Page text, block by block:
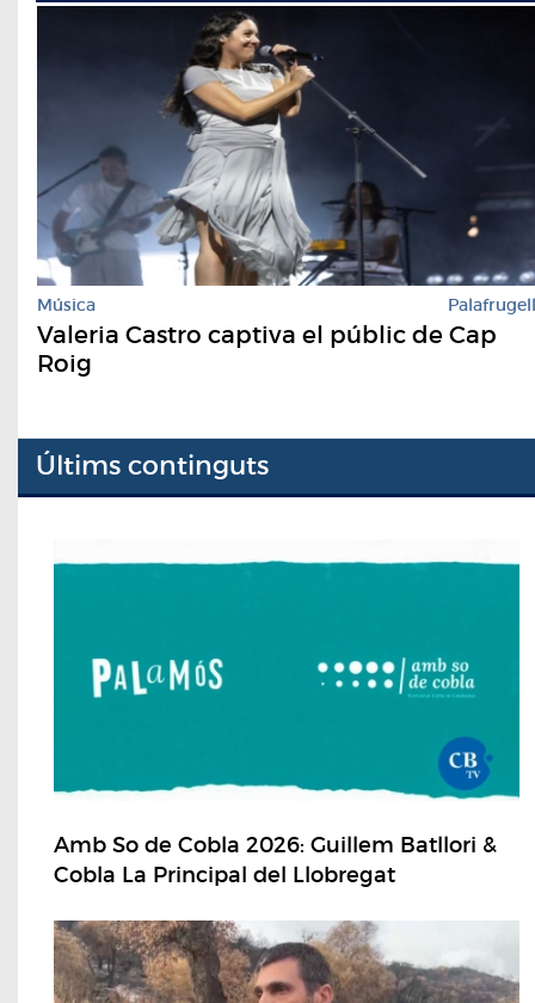
Música Palafrugell
Valeria Castro captiva el públic de Cap
Roig
Últims continguts
Amb So de Cobla 2026: Guillem Batllori &
Cobla La Principal del Llobregat